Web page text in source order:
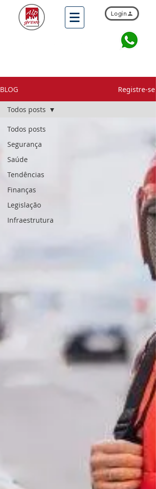
Login
BLOG Registre-se
Todos posts
Segurança
Saúde
Tendências
Finanças
Legislação
Infraestrutura
Todos posts